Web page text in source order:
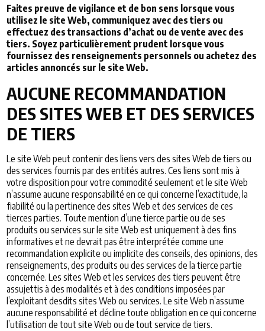
Faites preuve de vigilance et de bon sens lorsque vous
utilisez le site Web, communiquez avec des tiers ou
effectuez des transactions d’achat ou de vente avec des
tiers. Soyez particulièrement prudent lorsque vous
fournissez des renseignements personnels ou achetez des
articles annoncés sur le site Web.
AUCUNE RECOMMANDATION
DES SITES WEB ET DES SERVICES
DE TIERS
Le site Web peut contenir des liens vers des sites Web de tiers ou
des services fournis par des entités autres. Ces liens sont mis à
votre disposition pour votre commodité seulement et le site Web
n’assume aucune responsabilité en ce qui concerne l’exactitude, la
fiabilité ou la pertinence des sites Web et des services de ces
tierces parties. Toute mention d’une tierce partie ou de ses
produits ou services sur le site Web est uniquement à des fins
informatives et ne devrait pas être interprétée comme une
recommandation explicite ou implicite des conseils, des opinions, des
renseignements, des produits ou des services de la tierce partie
concernée. Les sites Web et les services des tiers peuvent être
assujettis à des modalités et à des conditions imposées par
l’exploitant desdits sites Web ou services. Le site Web n’assume
aucune responsabilité et décline toute obligation en ce qui concerne
l’utilisation de tout site Web ou de tout service de tiers.